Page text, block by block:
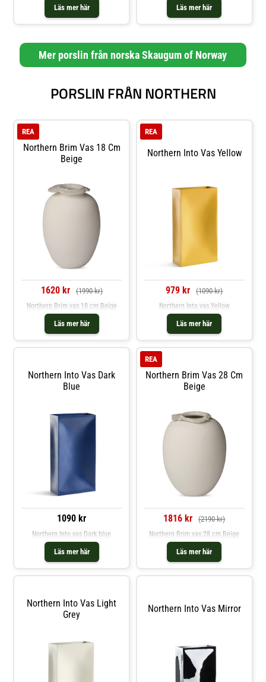
Läs mer här Läs mer här
Mer porslin från norska Skaugum of Norway
PORSLIN FRÅN NORTHERN
Northern Brim Vas 18 Cm
Beige
REA
1620 kr (1990 kr)
Läs mer här
Northern Brim vas 18 cm Beige
Northern Into Vas Yellow
REA
979 kr (1090 kr)
Läs mer här
Northern Into vas Yellow
Northern Into Vas Dark
Blue
1090 kr
Läs mer här
Northern Into vas Dark blue
Northern Brim Vas 28 Cm
Beige
REA
1816 kr (2190 kr)
Läs mer här
Northern Brim vas 28 cm Beige
Northern Into Vas Light
Grey
Northern Into Vas Mirror